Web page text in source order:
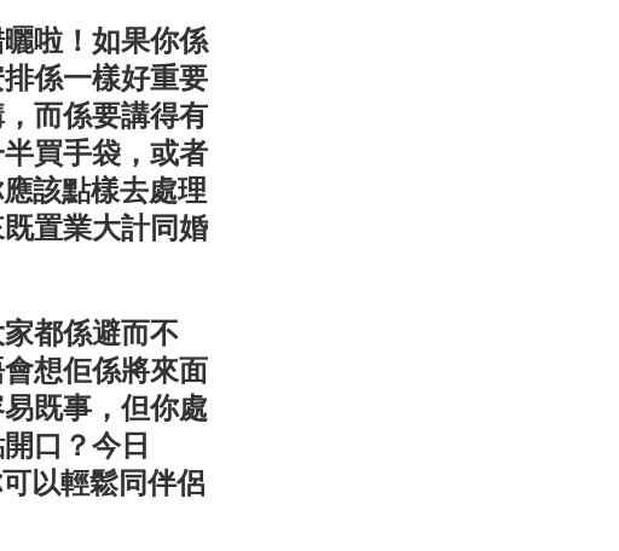
啦！如果你係
係一樣好重要
而係要講得有
買手袋，或者
該點樣去處理
置業大計同婚
都係避而不
想佢係將來面
既事，但你處
口？今日
以輕鬆同伴侶